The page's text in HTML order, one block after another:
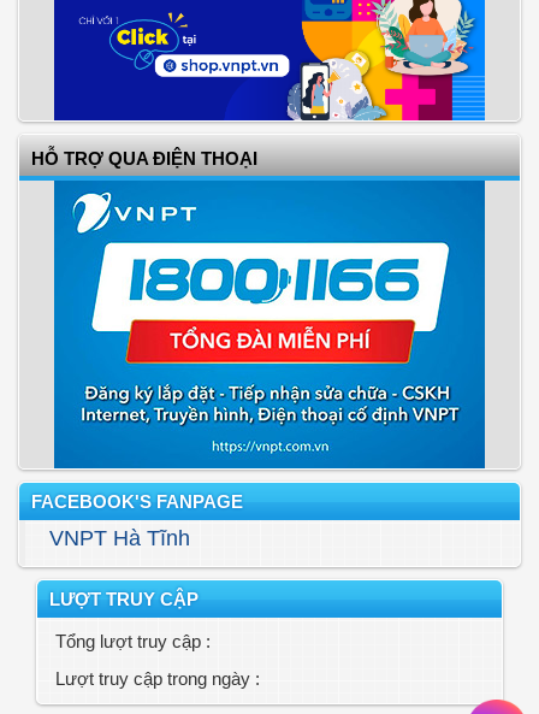
HỖ TRỢ QUA ĐIỆN THOẠI
FACEBOOK'S FANPAGE
VNPT Hà Tĩnh
LƯỢT TRUY CẬP
Tổng lượt truy cập :
Lượt truy cập trong ngày :